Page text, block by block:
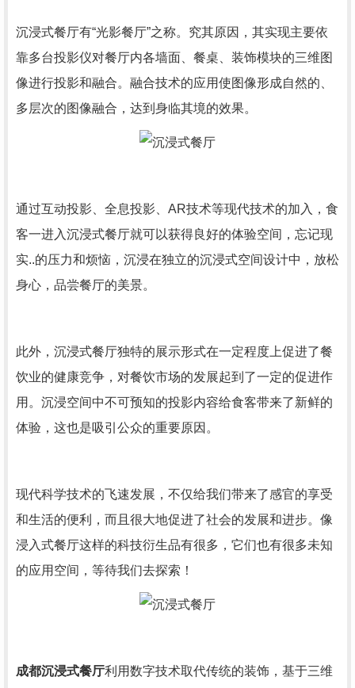
沉浸式餐厅有“光影餐厅”之称。究其原因，其实现主要依
靠多台投影仪对餐厅内各墙面、餐桌、装饰模块的三维图
像进行投影和融合。融合技术的应用使图像形成自然的、
多层次的图像融合，达到身临其境的效果。
通过互动投影、全息投影、AR技术等现代技术的加入，食
客一进入沉浸式餐厅就可以获得良好的体验空间，忘记现
实..的压力和烦恼，沉浸在独立的沉浸式空间设计中，放松
身心，品尝餐厅的美景。
此外，沉浸式餐厅独特的展示形式在一定程度上促进了餐
饮业的健康竞争，对餐饮市场的发展起到了一定的促进作
用。沉浸空间中不可预知的投影内容给食客带来了新鲜的
体验，这也是吸引公众的重要原因。
现代科学技术的飞速发展，不仅给我们带来了感官的享受
和生活的便利，而且很大地促进了社会的发展和进步。像
浸入式餐厅这样的科技衍生品有很多，它们也有很多未知
的应用空间，等待我们去探索！
成都沉浸式餐厅利用数字技术取代传统的装饰，基于三维